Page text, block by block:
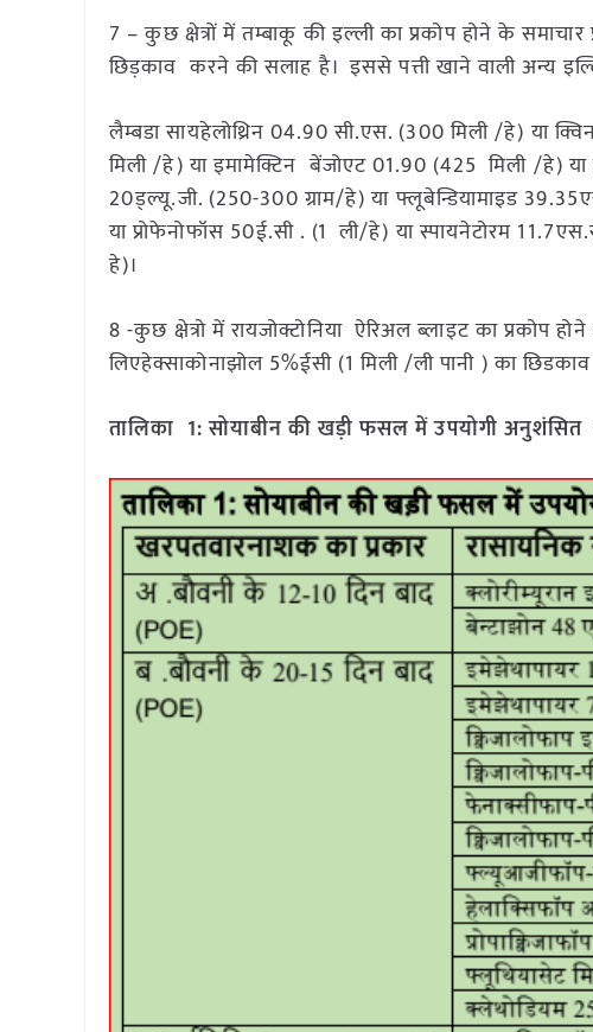
7 – कुछ क्षेत्रों में तम्बाकू की इल्ली का प्रकोप होने के
छिड़काव करने की सलाह है। इससे पत्ती खाने वाली अन्य
लैम्बडा सायहेलोथ्रिन 04.90 सी.एस. (300 मिली /हे) या
मिली /हे) या इमामेक्टिन बेंजोएट 01.90 (425 मिली /हे) या
20ड्ल्यू.जी. (250-300 ग्राम/हे) या फ्लूबेन्डियामाइड
या प्रोफेनोफॉस 50ई.सी . (1 ली/हे) या स्पायनेटोरम
हे)।
8 -कुछ क्षेत्रो में रायजोक्टोनिया ऐरिअल ब्लाइट का प्रकोप
लिएहेक्साकोनाझोल 5%ईसी (1 मिली /ली पानी ) का
तालिका 1: सोयाबीन की खड़ी फसल में उपयोगी